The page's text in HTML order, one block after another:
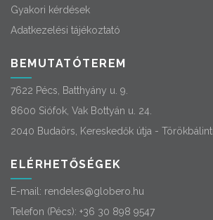
Gyakori kérdések
Adatkezelési tájékoztató
BEMUTATÓTEREM
7622 Pécs, Batthyány u. 9.
8600 Siófok, Vak Bottyán u. 24.
2040 Budaörs, Kereskedők útja -
ELÉRHETŐSÉGEK
E-mail: rendeles@globero.hu
Telefon (Pécs): +36 30 898 9547